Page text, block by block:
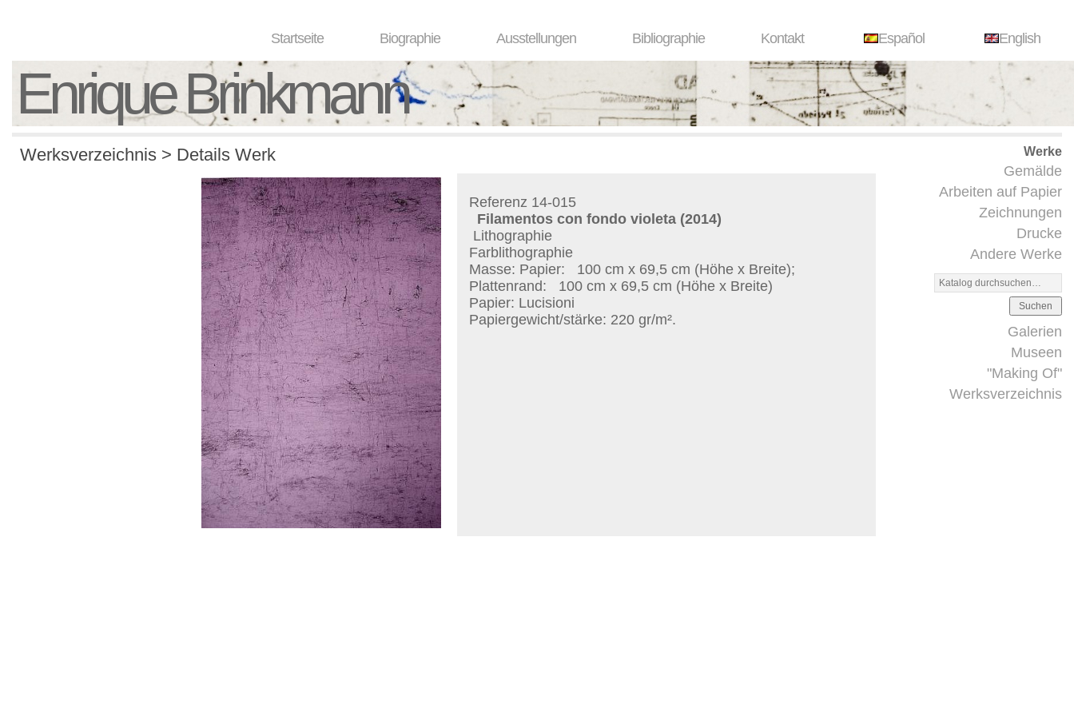
Startseite Biographie Ausstellungen Bibliographie Kontakt Español English
Enrique Brinkmann
Werke
Gemälde
Arbeiten auf Papier
Zeichnungen
Drucke
Andere Werke
Suchen
Galerien
Museen
"Making Of"
Werksverzeichnis
Werksverzeichnis > Details Werk
Referenz 14-015
Filamentos con fondo violeta(2014)
Lithographie
Farblithographie
Masse: Papier:
100 cm x 69,5 cm (Höhe x Breite);
Plattenrand:
100 cm x 69,5 cm (Höhe x Breite)
Papier: Lucisioni
Papiergewicht/stärke: 220 gr/m².